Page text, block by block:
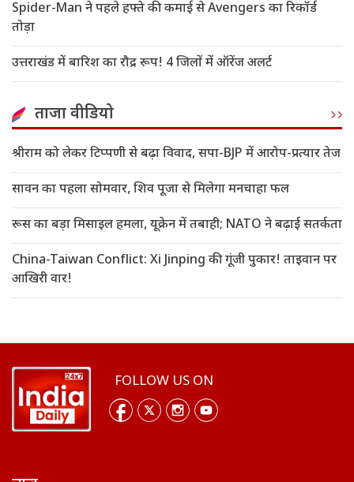
Spider-Man ने पहले हफ्ते की कमाई से Avengers का रिकॉर्ड
तोड़ा
उत्तराखंड में बारिश का रौद्र रूप! 4 जिलों में ऑरेंज अलर्ट
ताजा वीडियो
श्रीराम को लेकर टिप्पणी से बढ़ा विवाद, सपा-BJP में आरोप-प्रत्यार तेज
सावन का पहला सोमवार, शिव पूजा से मिलेगा मनचाहा फल
रूस का बड़ा मिसाइल हमला, यूक्रेन में तबाही; NATO ने बढ़ाई सतर्कता
China-Taiwan Conflict: Xi Jinping की गूंजी पुकार! ताइवान पर
आखिरी वार!
FOLLOW US ON